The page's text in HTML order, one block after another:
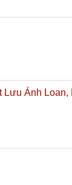
Ánh Loan,